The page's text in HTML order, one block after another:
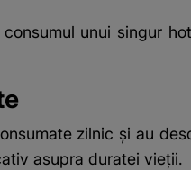
unui singur
zilnic și au
asupra duratei vieții.